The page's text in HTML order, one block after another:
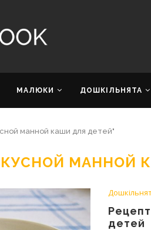
МАЛЮКИ ДОШКІЛЬНЯТА
манной каши для детей"
МАННОЙ
детей